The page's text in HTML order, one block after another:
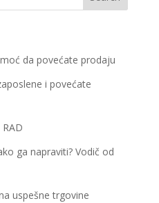
da povećate prodaju
i povećate
ga napraviti? Vodič od
uspešne trgovine